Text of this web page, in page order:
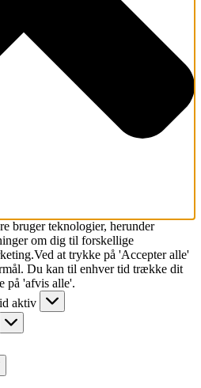
bruger teknologier, herunder
om dig til forskellige
at trykke på 'Accepter alle'
Du kan til enhver tid trække dit
på 'afvis alle'.
aktiv